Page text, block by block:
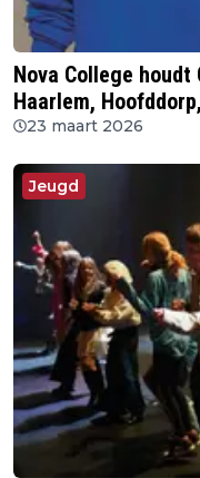
Nova College houdt
Haarlem,
23 maart 2026
Jeugd